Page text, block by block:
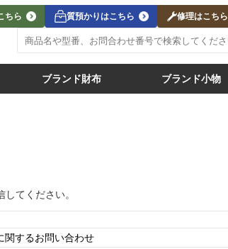
ちら 質預かりはこちら 修理はこちら
ブランド財布 ブランド小物
てください。